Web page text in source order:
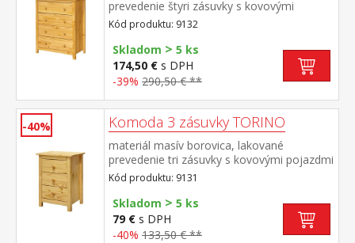
prevedenie štyri zásuvky s kovovými
pojazdmi
Kód produktu: 9132
Skladom > 5 ks
174,50 € s DPH
-39% 290,50 € **
-40% Komoda 3 zásuvky TORINO
materiál masív borovica, lakované
prevedenie tri zásuvky s kovovými pojazdmi
Kód produktu: 9131
Skladom > 5 ks
79 € s DPH
-40% 133,50 € **